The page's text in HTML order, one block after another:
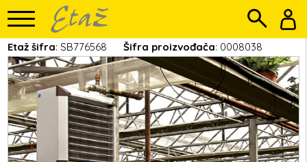
Etaž šifra: SB776568 Šifra proizvođača: 0008038